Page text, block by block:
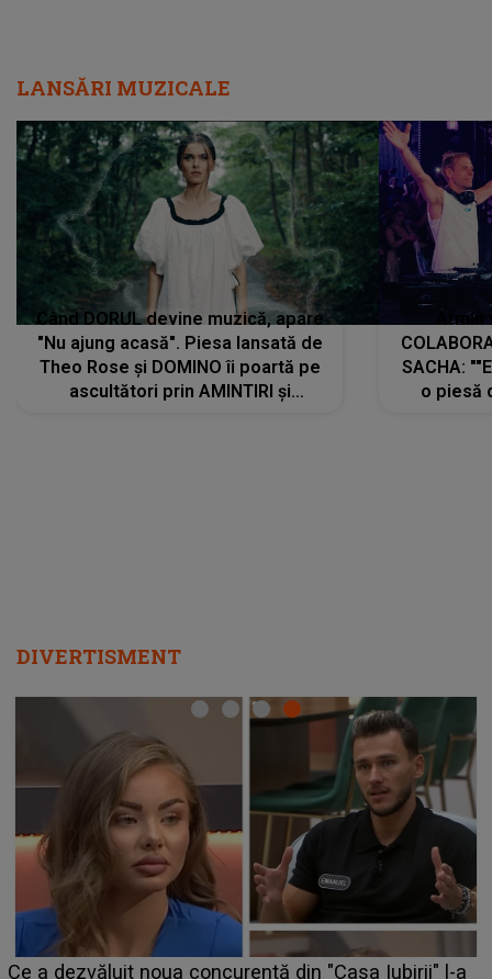
LANSĂRI MUZICALE
Când DORUL devine muzică, apare
"Nu ajung acasă". Piesa lansată de
Theo Rose și DOMINO îi poartă pe
ascultători prin AMINTIRI și
SACHA:
o piesă
DIVERTISMENT
concurentă din "Casa Iubirii" l-a
HOROSCOP de